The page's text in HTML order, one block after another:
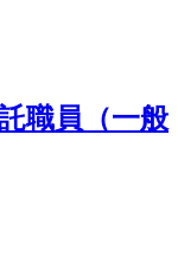
職員（一般